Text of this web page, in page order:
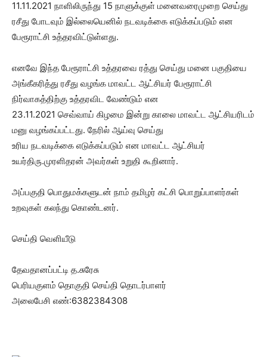
11.11.2021 நாளிலிருந்து 15 நாளுக்குள் மனைவரைமுறை செய்து
ரசீது போடவும் இல்லையெனில் நடவடிக்கை எடுக்கப்படும் என
பேரூராட்சி உத்தரவிட்டுள்ளது.
எனவே இந்த பேரூராட்சி உத்தரவை ரத்து செய்து மனை பகுதியை
அங்கீகரித்து ரசீது வழங்க மாவட்ட ஆட்சியர் பேரூராட்சி
நிர்வாகத்திற்கு உத்தரவிட வேண்டும் என
23.11.2021 செவ்வாய் கிழமை இன்று காலை மாவட்ட ஆட்சியரிடம்
மனு வழங்கப்பட்டது. நேரில் ஆய்வு செய்து
உரிய நடவடிக்கை எடுக்கப்படும் என மாவட்ட ஆட்சியர்
உயர்திரு.முரளிதரன் அவர்கள் உறுதி கூறினார்.
அப்பகுதி பொதுமக்களுடன் நாம் தமிழர் கட்சி பொறுப்பாளர்கள்
உறவுகள் கலந்து கொண்டனர்.
செய்தி வெளியீடு
தேவதானப்பட்டி த.சுரேசு
பெரியகுளம் தொகுதி செய்தி தொடர்பாளர்
அலைபேசி எண்:6382384308